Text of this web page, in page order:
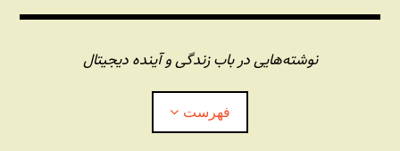
n
k
e
d
I
n
S
نوشته‌هایی در باب زندگی و آینده دیجیتال
فهرست